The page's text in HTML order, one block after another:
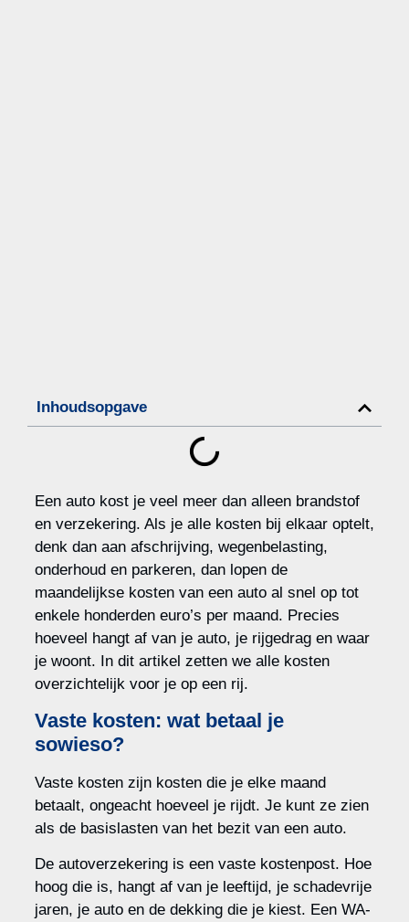
Inhoudsopgave
Een auto kost je veel meer dan alleen brandstof
en verzekering. Als je alle kosten bij elkaar optelt,
denk dan aan afschrijving, wegenbelasting,
onderhoud en parkeren, dan lopen de
maandelijkse kosten van een auto al snel op tot
enkele honderden euro’s per maand. Precies
hoeveel hangt af van je auto, je rijgedrag en waar
je woont. In dit artikel zetten we alle kosten
overzichtelijk voor je op een rij.
Vaste kosten: wat betaal je
sowieso?
Vaste kosten zijn kosten die je elke maand
betaalt, ongeacht hoeveel je rijdt. Je kunt ze zien
als de basislasten van het bezit van een auto.
De autoverzekering is een vaste kostenpost. Hoe
hoog die is, hangt af van je leeftijd, je schadevrije
jaren, je auto en de dekking die je kiest. Een WA-